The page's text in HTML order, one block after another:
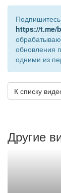
https://t.me/
обновления
одними из
К списку
Другие